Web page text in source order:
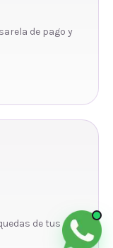
de pago y
de tus